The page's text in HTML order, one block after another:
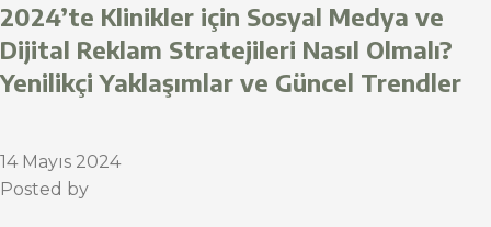
2024’te Klinikler için Sosyal Medya ve
Dijital Reklam Stratejileri Nasıl Olmalı?
Yenilikçi Yaklaşımlar ve Güncel Trendler
14 Mayıs 2024
Posted by